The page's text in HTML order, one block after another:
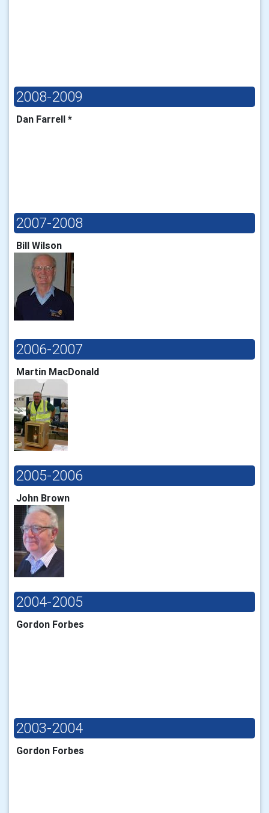
2008-2009
Dan Farrell *
2007-2008
Bill Wilson
2006-2007
Martin MacDonald
2005-2006
John Brown
2004-2005
Gordon Forbes
2003-2004
Gordon Forbes